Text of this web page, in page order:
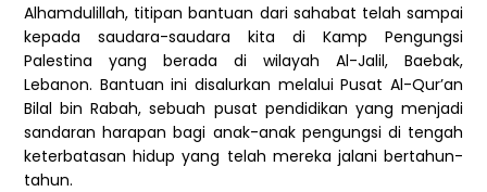
Alhamdulillah, titipan bantuan dari sahabat telah sampai
kepada saudara-saudara kita di Kamp Pengungsi
Palestina yang berada di wilayah Al-Jalil, Baebak,
Lebanon. Bantuan ini disalurkan melalui Pusat Al-Qur’an
Bilal bin Rabah, sebuah pusat pendidikan yang menjadi
sandaran harapan bagi anak-anak pengungsi di tengah
keterbatasan hidup yang telah mereka jalani bertahun-
tahun.